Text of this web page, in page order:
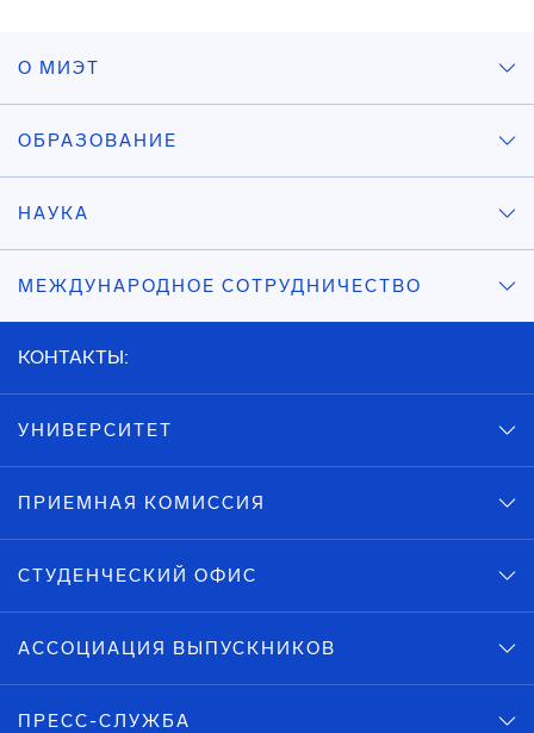
О МИЭТ
ОБРАЗОВАНИЕ
НАУКА
МЕЖДУНАРОДНОЕ СОТРУДНИЧЕСТВО
КОНТАКТЫ:
УНИВЕРСИТЕТ
ПРИЕМНАЯ КОМИССИЯ
СТУДЕНЧЕСКИЙ ОФИС
АССОЦИАЦИЯ ВЫПУСКНИКОВ
ПРЕСС-СЛУЖБА